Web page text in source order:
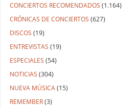
CONCIERTOS RECOMENDADOS (1.164)
CRÓNICAS DE CONCIERTOS (627)
DISCOS (19)
ENTREVISTAS (19)
ESPECIALES (54)
NOTICIAS (304)
NUEVA MÚSICA (15)
REMEMBER(3)